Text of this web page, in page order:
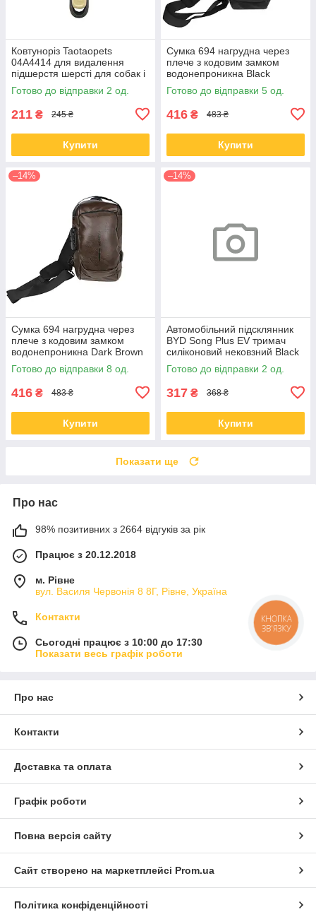
Ковтуноріз Taotaopets
04A4414 для видалення
підшерстя шерсті для собак і
кішок Yellow
Готово до відправки 2 од.
211 ₴ 245 ₴
Купити
Сумка 694 нагрудна через
плече з кодовим замком
водонепроникна Black
Готово до відправки 5 од.
416 ₴ 483 ₴
Купити
–14%
Сумка 694 нагрудна через
плече з кодовим замком
водонепроникна Dark Brown
Готово до відправки 8 од.
416 ₴ 483 ₴
Купити
–14%
Автомобільний підсклянник
BYD Song Plus EV тримач
силіконовий нековзний Black
Готово до відправки 2 од.
317 ₴ 368 ₴
Купити
Показати ще
Про нас
98% позитивних з 2664 відгуків за рік
Працює з 20.12.2018
м. Рівне
вул. Василя Червонія 8 8Г, Рівне, Україна
Контакти
Сьогодні працює з 10:00 до 17:30
Показати весь графік роботи
Про нас
Контакти
Доставка та оплата
Графік роботи
Повна версія сайту
Сайт створено на маркетплейсі Prom.ua
Політика конфіденційності